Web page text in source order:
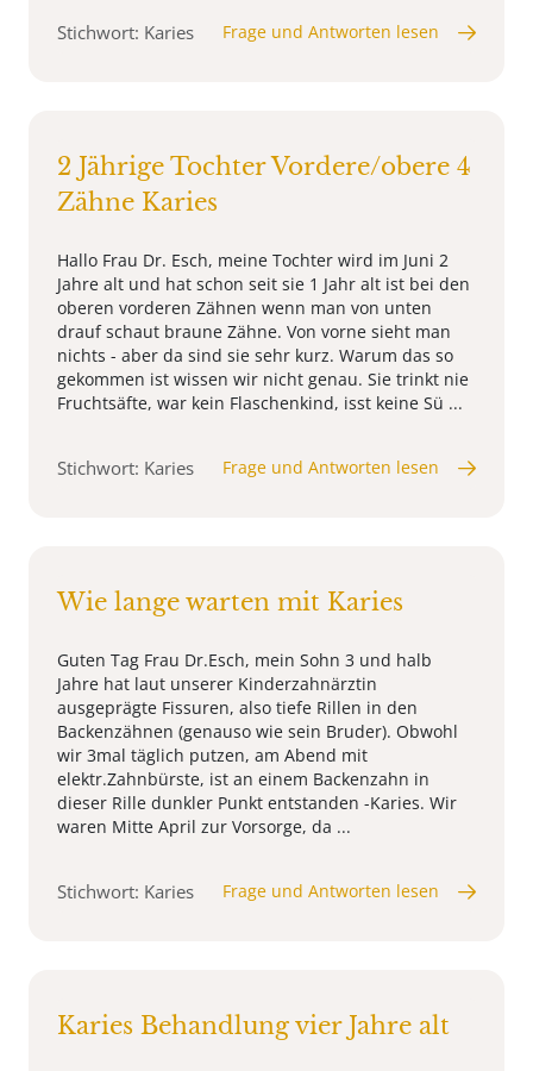
Stichwort: Karies Frage und Antworten lesen
2 Jährige Tochter Vordere/obere 4
Zähne Karies
Hallo Frau Dr. Esch, meine Tochter wird im Juni 2
Jahre alt und hat schon seit sie 1 Jahr alt ist bei den
oberen vorderen Zähnen wenn man von unten
drauf schaut braune Zähne. Von vorne sieht man
nichts - aber da sind sie sehr kurz. Warum das so
gekommen ist wissen wir nicht genau. Sie trinkt nie
Fruchtsäfte, war kein Flaschenkind, isst keine Sü ...
Stichwort: Karies Frage und Antworten lesen
Wie lange warten mit Karies
Guten Tag Frau Dr.Esch, mein Sohn 3 und halb
Jahre hat laut unserer Kinderzahnärztin
ausgeprägte Fissuren, also tiefe Rillen in den
Backenzähnen (genauso wie sein Bruder). Obwohl
wir 3mal täglich putzen, am Abend mit
elektr.Zahnbürste, ist an einem Backenzahn in
dieser Rille dunkler Punkt entstanden -Karies. Wir
waren Mitte April zur Vorsorge, da ...
Stichwort: Karies Frage und Antworten lesen
Karies Behandlung vier Jahre alt